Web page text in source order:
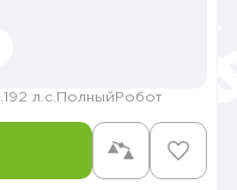
192 л.с. Полный Робот